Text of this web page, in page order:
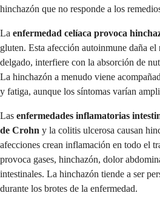
hinchazón que no responde a los
La enfermedad celíaca provoca
gluten. Esta afección autoinmune daña
delgado, interfiere con la absorción de
La hinchazón a menudo viene
y fatiga, aunque los síntomas varían
Las enfermedades inflamatorias
de Crohn y la colitis ulcerosa causan
afecciones crean inflamación en todo el
provoca gases, hinchazón, dolor
intestinales. La hinchazón tiende a ser
durante los brotes de la enfermedad.